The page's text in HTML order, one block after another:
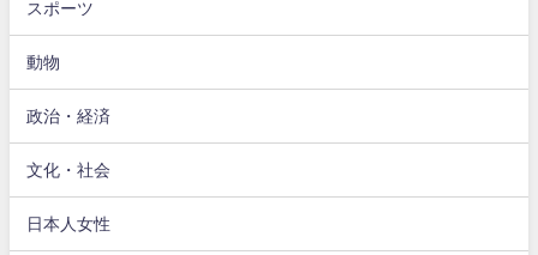
スポーツ
動物
政治・経済
文化・社会
日本人女性